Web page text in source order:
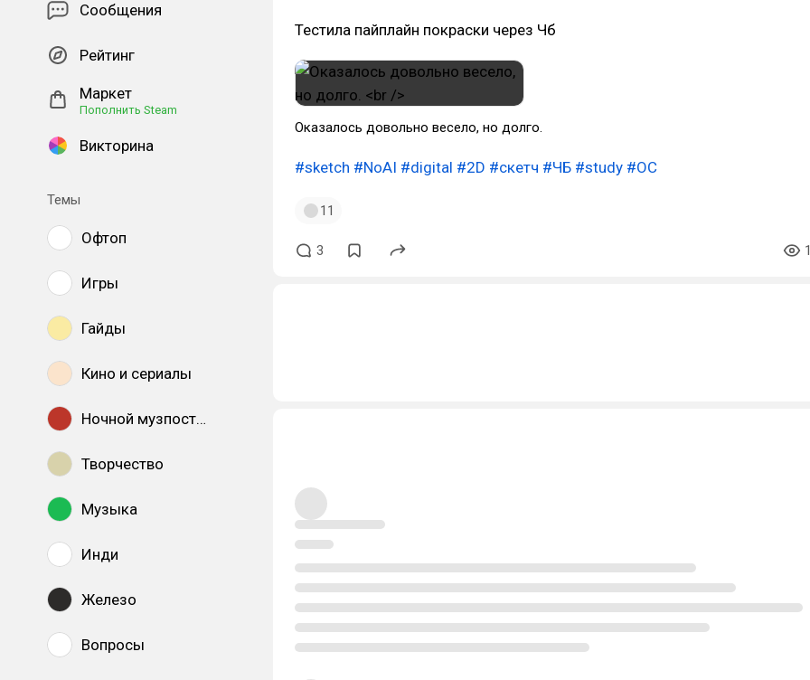
Сообщения
Рейтинг
Маркет
Пополнить Steam
Викторина
Темы
Офтоп
Игры
Гайды
Кино и сериалы
Ночной музпостинг
Творчество
Музыка
Инди
Железо
Вопросы
Тестила пайплайн покраски через Чб
Оказалось довольно весело, но долго.
#sketch #NoAI #digital #2D #скетч #ЧБ #study #OC
11
3